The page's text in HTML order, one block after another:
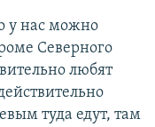
у нас можно
Северного
любят
туда едут, там